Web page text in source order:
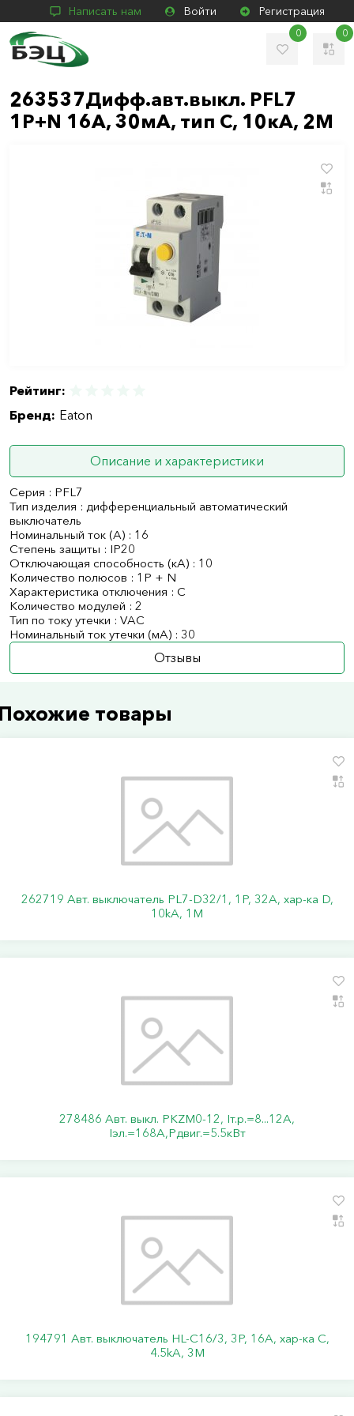
Написать нам Войти Регистрация
0 0
263537Дифф.авт.выкл. PFL7
1P+N 16A, 30мА, тип С, 10кА, 2М
Рейтинг:
Бренд: Eaton
Описание и характеристики
Серия : PFL7
Тип изделия : дифференциальный автоматический
выключатель
Номинальный ток (А) : 16
Степень защиты : IP20
Отключающая способность (кА) : 10
Количество полюсов : 1P + N
Характеристика отключения : C
Количество модулей : 2
Тип по току утечки : VAC
Номинальный ток утечки (мА) : 30
Отзывы
товары
262719 Авт. выключатель PL7-D32/1, 1P, 32A, хар-ка D,
10kA, 1M
278486 Авт. выкл. PKZM0-12, Iт.р.=8...12А,
Iэл.=168А,Pдвиг.=5.5кВт
194791 Авт. выключатель HL-C16/3, 3P, 16A, хар-ка C,
4.5kA, 3M